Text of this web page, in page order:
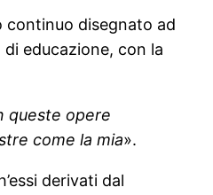
disegnato ad
educazione, con la
queste opere
come la mia».
derivati dal